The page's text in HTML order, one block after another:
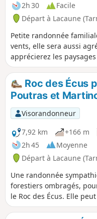
2h 30
Facile
Départ à Lacaune
Petite randonnée
vents, elle sera aussi
apprécierez les
noisetiers et houx.
Roc des Écus
Poutras et
Visorandonneur
7,92 km
+166 m
2h 45
Moyenne
Départ à Lacaune
Une randonnée
forestiers ombragés,
le Roc des Écus. Elle
en famille, les montées